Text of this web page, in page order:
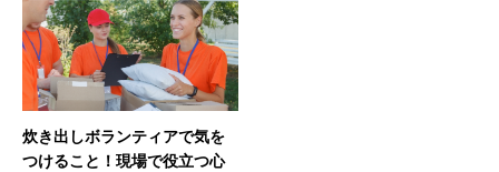
炊き出しボランティアで気を
つけること！現場で役立つ心